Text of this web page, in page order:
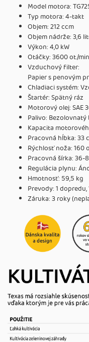
Model motora:
Typ motora: 4-takt
Objem: 212 ccm
Objem nádrže: 3,6
Výkon: 4,0 kW
Otáčky: 3600 ot./
Vzduchový filter:
Papier s penovým
Chladiaci systém:
Štartér: Spätný ráz
Motorový olej: SAE
Palivo: Bezolovnatý
Kapacita
Pracovná hĺbka: 33
Rýchlosť noža: 160
Pracovná šírka: 36-
Regulácia plynu:
Hmotnosť: 59,5 kg
Prevody: 1
Záruka: 3 roky